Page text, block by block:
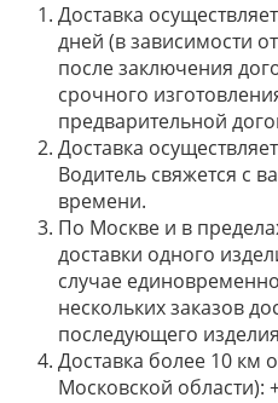
Доставка
дней (в зависимости
после заключения
срочного
предварительной
Доставка
Водитель свяжется с
времени.
По Москве и в
доставки одного
случае
нескольких заказов
последующего
Доставка более 10 км
Московской области):